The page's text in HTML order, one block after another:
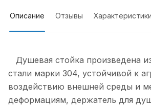
Описание Отзывы Характеристики
Душевая стойка произведена
стали марки 304, устойчивой к
воздействию внешней среды и
деформациям, держатель для